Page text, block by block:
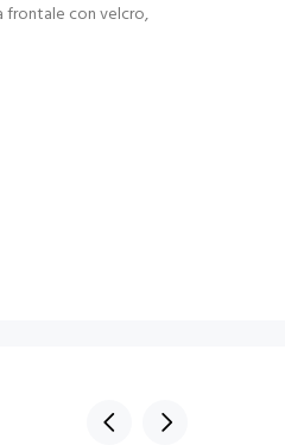
frontale con velcro,